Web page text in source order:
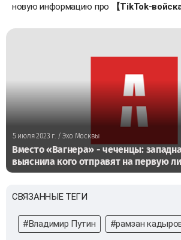
новую информацию про
【TikTok-войска
5 июля 2023 г./ Эхо Москвы
Вместо «Вагнера» - чеченцы:
выяснила кого отправят на первую
СВЯЗАННЫЕ ТЕГИ
#Владимир Путин #рамзан